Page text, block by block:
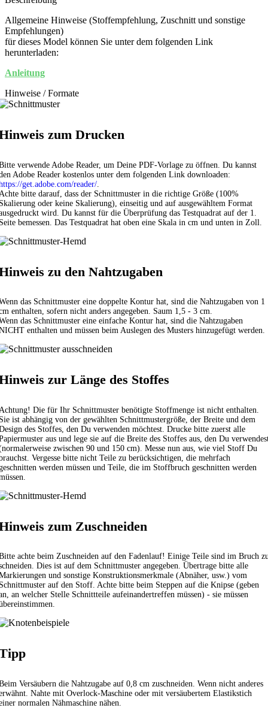
Allgemeine Hinweise (Stoffempfehlung, Zuschnitt und sonstige
Empfehlungen)
für dieses Model können Sie unter dem folgenden Link
herunterladen:
Anleitung
Hinweise / Formate
zum Drucken
verwende Adobe Reader, um Deine PDF-Vorlage zu öffnen. Du kannst
Adobe Reader kostenlos unter dem folgenden Link downloaden:
get.adobe.com/reader/
bitte darauf, dass der Schnittmuster in die richtige Größe (100%
oder keine Skalierung), einseitig und auf ausgewähltem Format
wird. Du kannst für die Überprüfung das Testquadrat auf der 1.
bemessen. Das Testquadrat hat oben eine Skala in cm und unten in Zoll.
zu den Nahtzugaben
das Schnittmuster eine doppelte Kontur hat, sind die Nahtzugaben von 1
enthalten, sofern nicht anders angegeben. Saum 1,5 - 3 cm.
das Schnittmuster eine einfache Kontur hat, sind die Nahtzugaben
enthalten und müssen beim Auslegen des Musters hinzugefügt werden.
zur Länge des Stoffes
Die für Ihr Schnittmuster benötigte Stoffmenge ist nicht enthalten.
ist abhängig von der gewählten Schnittmustergröße, der Breite und dem
des Stoffes, den Du verwenden möchtest. Drucke bitte zuerst alle
aus und lege sie auf die Breite des Stoffes aus, den Du
zwischen 90 und 150 cm). Messe nun aus, wie viel Stoff Du
Vergesse bitte nicht Teile zu berücksichtigen, die mehrfach
werden müssen und Teile, die im Stoffbruch geschnitten werden
zum Zuschneiden
achte beim Zuschneiden auf den Fadenlauf! Einige Teile sind im Bruch
Dies ist auf dem Schnittmuster angegeben. Übertrage bitte alle
und sonstige Konstruktionsmerkmale (Abnäher, usw.) vom
auf den Stoff. Achte bitte beim Steppen auf die Knipse (geben
an welcher Stelle Schnittteile aufeinandertreffen müssen) - sie müssen
Versäubern die Nahtzugabe auf 0,8 cm zuschneiden. Wenn nicht anderes
Nahte mit Overlock-Maschine oder mit versäubertem Elastikstich
normalen Nähmaschine nähen.